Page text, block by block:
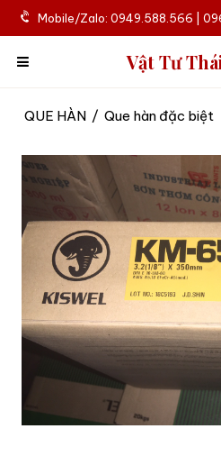
Mobile/Zalo: 0949.588.566 |
Vật Tư
QUE HÀN / Que hàn đặc biệt